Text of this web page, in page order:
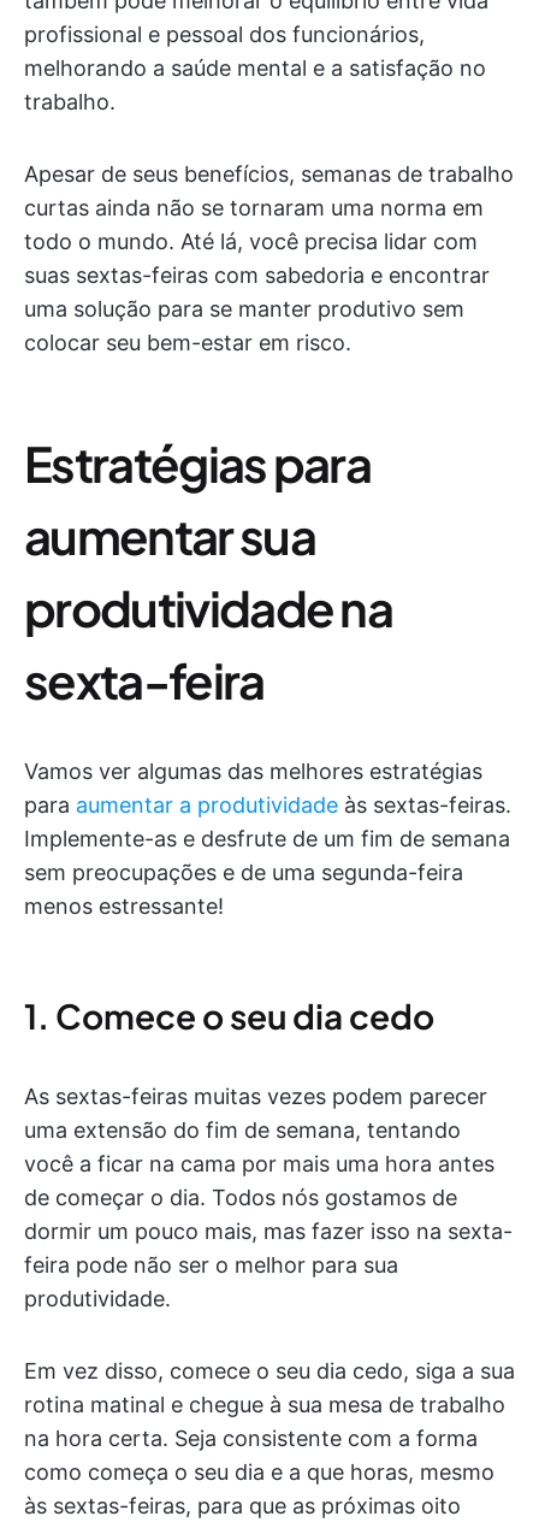
profissional e pessoal dos funcionários,
melhorando a saúde mental e a satisfação no
trabalho.
Apesar de seus benefícios, semanas de trabalho
curtas ainda não se tornaram uma norma em
todo o mundo. Até lá, você precisa lidar com
suas sextas-feiras com sabedoria e encontrar
uma solução para se manter produtivo sem
colocar seu bem-estar em risco.
Estratégias para
aumentar sua
produtividade na
sexta-feira
Vamos ver algumas das melhores estratégias
para aumentar a produtividade às sextas-feiras.
Implemente-as e desfrute de um fim de semana
sem preocupações e de uma segunda-feira
menos estressante!
1. Comece o seu dia cedo
As sextas-feiras muitas vezes podem parecer
uma extensão do fim de semana, tentando
você a ficar na cama por mais uma hora antes
de começar o dia. Todos nós gostamos de
dormir um pouco mais, mas fazer isso na sexta-
feira pode não ser o melhor para sua
produtividade.
Em vez disso, comece o seu dia cedo, siga a sua
rotina matinal e chegue à sua mesa de trabalho
na hora certa. Seja consistente com a forma
como começa o seu dia e a que horas, mesmo
às sextas-feiras, para que as próximas oito